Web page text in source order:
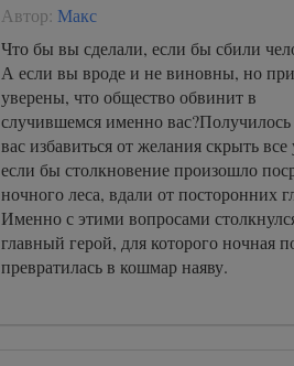
Автор: Макс
Что бы вы сделали, если бы сбили
А если вы вроде и не виновны, но
уверены, что общество обвинит в
случившемся именно
вас избавиться от желания скрыть все
если бы столкновение произошло
ночного леса, вдали от посторонних
Именно с этими вопросами
главный герой, для которого ночная
превратилась в кошмар наяву.